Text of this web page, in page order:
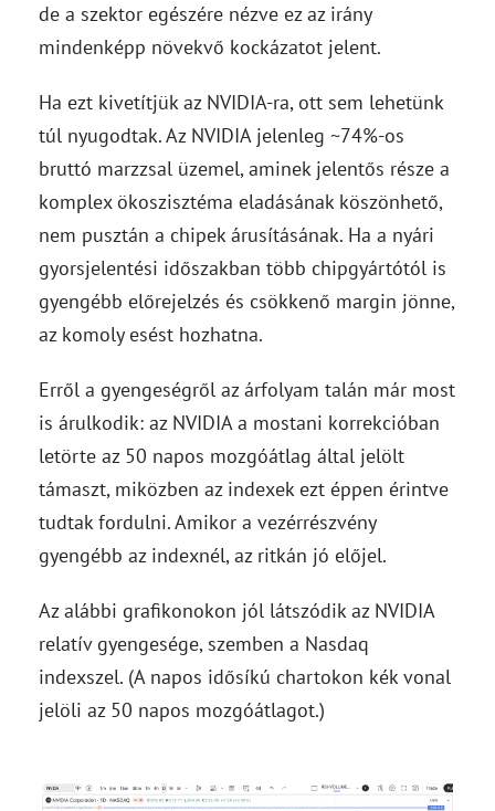
de a szektor egészére nézve ez az irány
mindenképp növekvő kockázatot jelent.
Ha ezt kivetítjük az NVIDIA-ra, ott sem lehetünk
túl nyugodtak. Az NVIDIA jelenleg ~74%-os
bruttó marzzsal üzemel, aminek jelentős része a
komplex ökoszisztéma eladásának köszönhető,
nem pusztán a chipek árusításának. Ha a nyári
gyorsjelentési időszakban több chipgyártótól is
gyengébb előrejelzés és csökkenő margin jönne,
az komoly esést hozhatna.
Erről a gyengeségről az árfolyam talán már most
is árulkodik: az NVIDIA a mostani korrekcióban
letörte az 50 napos mozgóátlag által jelölt
támaszt, miközben az indexek ezt éppen érintve
tudtak fordulni. Amikor a vezérrészvény
gyengébb az indexnél, az ritkán jó előjel.
Az alábbi grafikonokon jól látszódik az NVIDIA
relatív gyengesége, szemben a Nasdaq
indexszel. (A napos idősíkú chartokon kék vonal
jelöli az 50 napos mozgóátlagot.)